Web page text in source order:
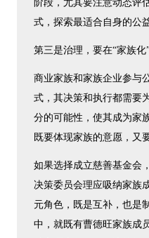
阶段，尤其要注意动态评
式，探索最适合自身的公
第三是治理，要在“家族化
商业家族和家族企业参与
式，其决策和执行都需要
分的可能性，使其成为
既要体现家族的意愿，又
如果选择成立慈善基金会
决策委员会理应吸纳家族
元角色，既是互补，也是
中，就既有曹德旺家族成